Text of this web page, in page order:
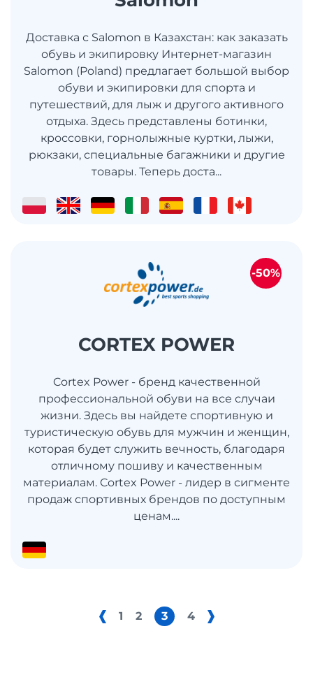
Доставка с Salomon в Казахстан: как заказать
обувь и экипировку Интернет-магазин
Salomon (Poland) предлагает большой выбор
обуви и экипировки для спорта и
путешествий, для лыж и другого активного
отдыха. Здесь представлены ботинки,
кроссовки, горнолыжные куртки, лыжи,
рюкзаки, специальные багажники и другие
товары. Теперь доста...
CORTEX POWER
Cortex Power - бренд качественной
профессиональной обуви на все случаи
жизни. Здесь вы найдете спортивную и
туристическую обувь для мужчин и женщин,
которая будет служить вечность, благодаря
отличному пошиву и качественным
материалам. Cortex Power - лидер в сигменте
продаж спортивных брендов по доступным
ценам....
-50%
1 2 3 4